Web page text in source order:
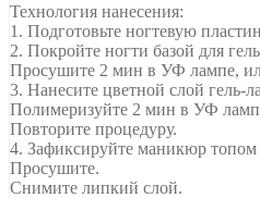
Технология нанесения:
1. Подготовьте ногтевую
2. Покройте ногти базой для
Просушите 2 мин в УФ лампе,
3. Нанесите цветной слой гель-
Полимеризуйте 2 мин в УФ
Повторите процедуру.
4. Зафиксируйте маникюр топом
Просушите.
Снимите липкий слой.